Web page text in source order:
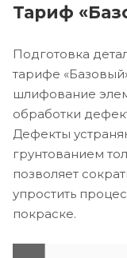
Тариф
Подготовка
тарифе
шлифование
обработки
Дефекты
грунтованием
позволяет
упростить
покраске.